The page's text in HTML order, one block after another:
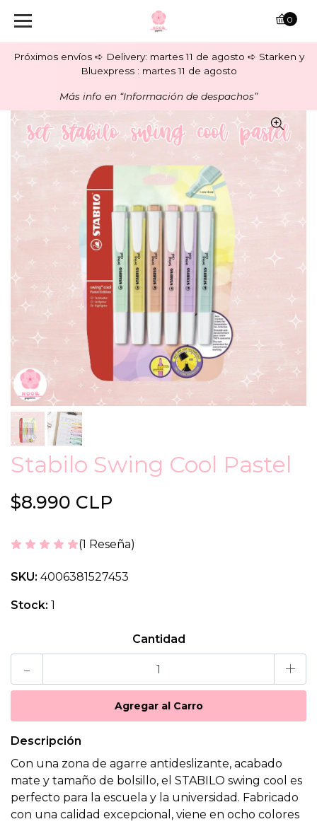
Próximos envíos ➪ Delivery: martes 11 de agosto ➪ Starken y
Bluexpress : martes 11 de agosto
Más info en “Información de despachos”
0
Stabilo Swing Cool Pastel
$8.990 CLP
(1 Reseña)
SKU: 4006381527453
Stock: 1
Cantidad
- +
Descripción
Con una zona de agarre antideslizante, acabado
mate y tamaño de bolsillo, el STABILO swing cool es
perfecto para la escuela y la universidad. Fabricado
con una calidad excepcional, viene en ocho colores